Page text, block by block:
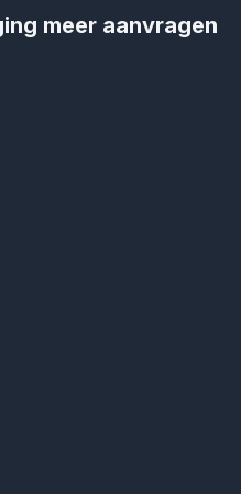
meer aanvragen